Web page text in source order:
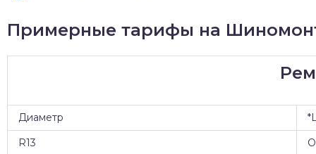
Примерные тарифы на
Диаметр
R13